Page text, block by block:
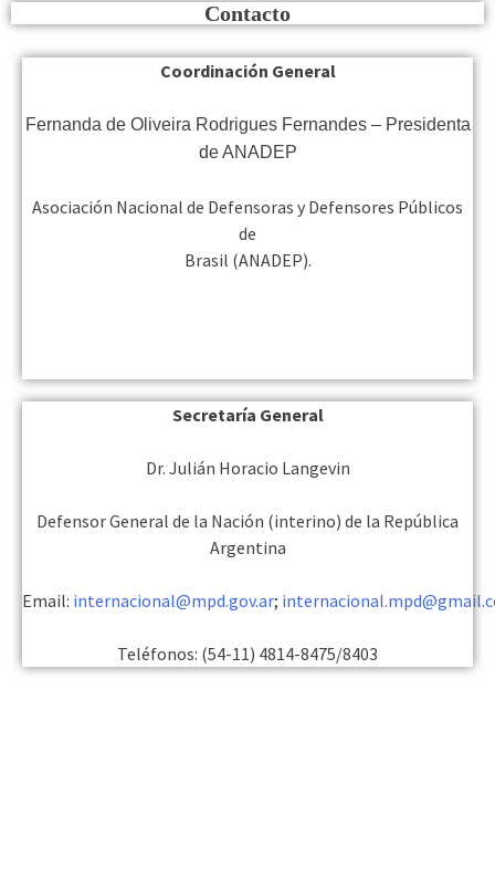
Contacto
Coordinación General
Fernanda de Oliveira Rodrigues Fernandes – Presidenta
de ANADEP
Asociación Nacional de Defensoras y Defensores Públicos
de
Brasil (ANADEP).
Secretaría General
Dr. Julián Horacio Langevin
Defensor General de la Nación (interino) de la República
Argentina
Email: internacional@mpd.gov.ar;
Teléfonos: (54-11) 4814-8475/8403